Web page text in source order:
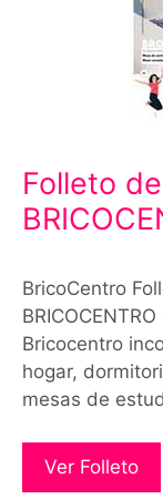
Folleto
BricoCentro
Bricocentro
hogar,
mesas de
Ver Folleto